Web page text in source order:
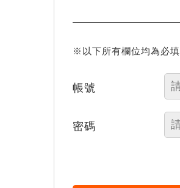
※以下所有欄位均為必填
帳號
密碼